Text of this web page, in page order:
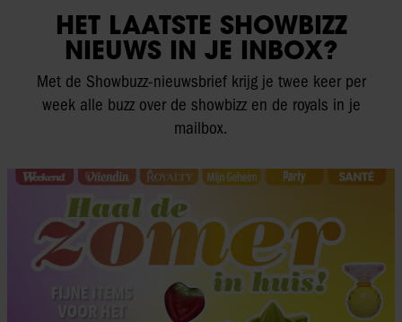
HET LAATSTE SHOWBIZZ
NIEUWS IN JE INBOX?
Met de Showbuzz-nieuwsbrief krijg je twee keer per
week alle buzz over de showbizz en de royals in je
mailbox.